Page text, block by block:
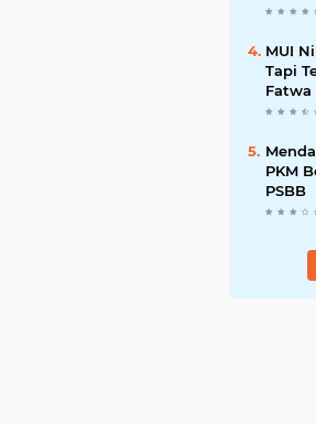
MUI
Tapi
Fatwa
PKM
PSBB